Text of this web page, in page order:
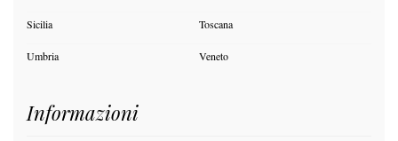
Sicilia Toscana
Umbria Veneto
Informazioni